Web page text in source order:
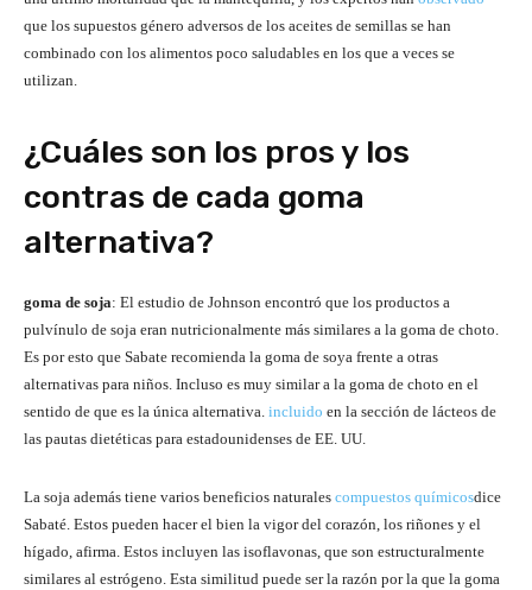
que los supuestos género adversos de los aceites de semillas se han
combinado con los alimentos poco saludables en los que a veces se
utilizan.
¿Cuáles son los pros y los
contras de cada goma
alternativa?
goma de soja: El estudio de Johnson encontró que los productos a
pulvínulo de soja eran nutricionalmente más similares a la goma de choto.
Es por esto que Sabate recomienda la goma de soya frente a otras
alternativas para niños. Incluso es muy similar a la goma de choto en el
sentido de que es la única alternativa. incluido en la sección de lácteos de
las pautas dietéticas para estadounidenses de EE. UU.
La soja además tiene varios beneficios naturales compuestos químicosdice
Sabaté. Estos pueden hacer el bien la vigor del corazón, los riñones y el
hígado, afirma. Estos incluyen las isoflavonas, que son estructuralmente
similares al estrógeno. Esta similitud puede ser la razón por la que la goma